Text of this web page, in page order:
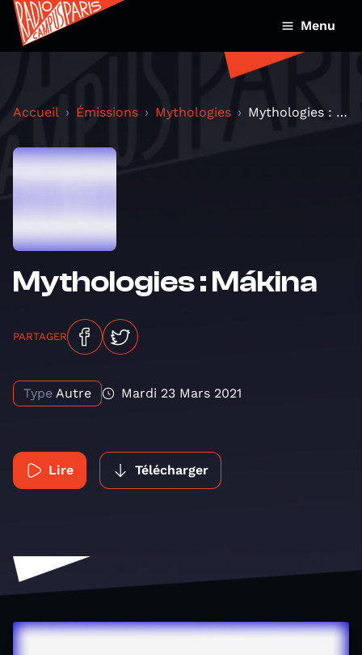
Menu
Accueil Émissions Mythologies Mythologies : Mákina
Mythologies : Mákina
PARTAGER
Type Autre Mardi 23 Mars 2021
Lire Télécharger